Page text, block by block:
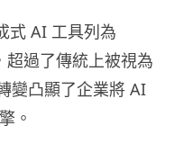
式 AI 工具列為
過了傳統上被視為
變凸顯了企業將 AI
。